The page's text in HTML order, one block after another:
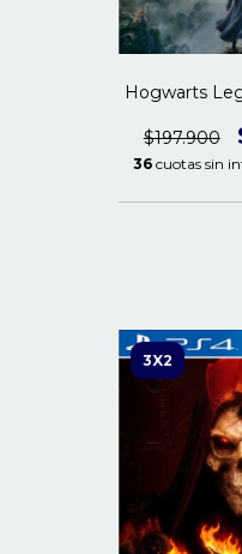
Hogwarts
$197.900
36 cuotas sin
3X2